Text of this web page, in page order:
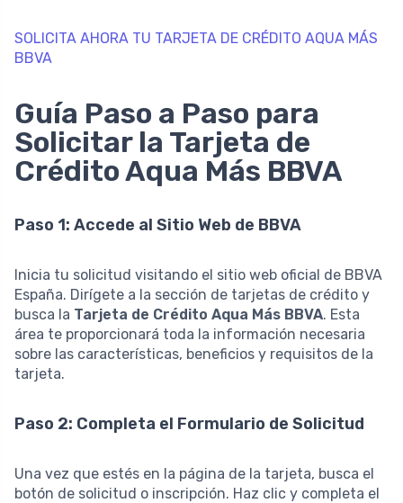
SOLICITA AHORA TU TARJETA DE CRÉDITO AQUA MÁS
BBVA
Guía Paso a Paso para
Solicitar la Tarjeta de
Crédito Aqua Más BBVA
Paso 1: Accede al Sitio Web de BBVA
Inicia tu solicitud visitando el sitio web oficial de BBVA
España. Dirígete a la sección de tarjetas de crédito y
busca la Tarjeta de Crédito Aqua Más BBVA. Esta
área te proporcionará toda la información necesaria
sobre las características, beneficios y requisitos de la
tarjeta.
Paso 2: Completa el Formulario de Solicitud
Una vez que estés en la página de la tarjeta, busca el
botón de solicitud o inscripción. Haz clic y completa el